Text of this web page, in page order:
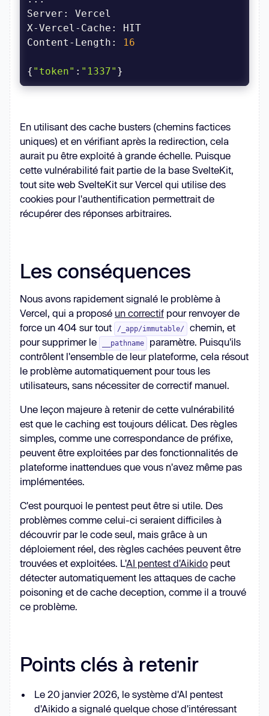
Server
Content-Length:
16
{ "token" : "1337" }
En utilisant des cache busters (chemins factices
uniques) et en vérifiant après la redirection, cela
aurait pu être exploité à grande échelle. Puisque
cette vulnérabilité fait partie de la base SvelteKit,
tout site web SvelteKit sur Vercel qui utilise des
cookies pour l'authentification permettrait de
récupérer des réponses arbitraires.
Les conséquences
Nous avons rapidement signalé le problème à
Vercel, qui a proposé un correctif pour renvoyer de
force un 404 sur tout
/_app/immutable/
chemin, et
pour supprimer le
__pathname
paramètre. Puisqu'ils
contrôlent l'ensemble de leur plateforme, cela résout
le problème automatiquement pour tous les
utilisateurs, sans nécessiter de correctif manuel.
Une leçon majeure à retenir de cette vulnérabilité
est que le caching est toujours délicat. Des règles
simples, comme une correspondance de préfixe,
peuvent être exploitées par des fonctionnalités de
plateforme inattendues que vous n'avez même pas
implémentées.
C'est pourquoi le pentest peut être si utile. Des
problèmes comme celui-ci seraient difficiles à
découvrir par le code seul, mais grâce à un
déploiement réel, des règles cachées peuvent être
trouvées et exploitées. L'AI pentest d'Aikido peut
détecter automatiquement les attaques de cache
poisoning et de cache deception, comme il a trouvé
ce problème.
Points clés à retenir
Le 20 janvier 2026, le système d'AI pentest
d'Aikido a signalé quelque chose d'intéressant